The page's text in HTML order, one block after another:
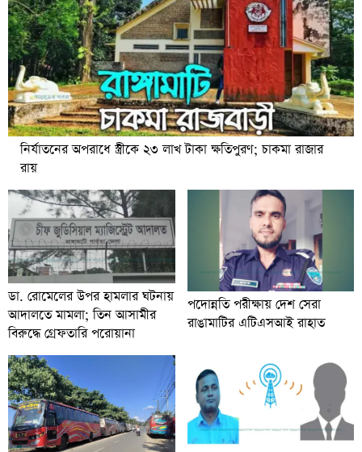
নির্যাতনের অপরাধে স্ত্রীকে ২৩ লাখ টাকা ক্ষতিপুরণ; চাকমা রাজার
রায়
ডা. রোমেলের উপর হামলার ঘটনায়
আদালতে মামলা; তিন আসামীর
বিরুদ্ধে গ্রেফতারি পরোয়ানা
পদোন্নতি পরীক্ষায় দেশ সেরা
রাঙামাটির এটিএসআই রাহাত